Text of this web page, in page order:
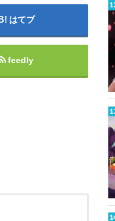
はてブ
feedly